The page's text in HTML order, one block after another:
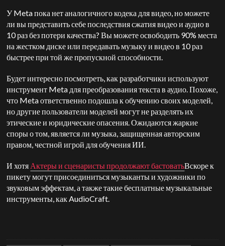
У Meta пока нет аналогичного кодека для видео, но можете
ли вы представить себе последствия сжатия видео и аудио в
10 раз без потери качества? Вы можете освободить 90% места
на жестком диске или передавать музыку и видео в 10 раз
быстрее при той же пропускной способности.
Будет интересно посмотреть, как разработчики используют
инструмент Meta для преобразования текста в аудио. Похоже,
что Meta ответственно подошла к обучению своих моделей,
но другие пользователи моделей могут не разделять их
этические и юридические опасения. Ожидаются жаркие
споры о том, является ли музыка, защищенная авторским
правом, честной игрой для обучения ИИ.
И хотя Актеры и сценаристы продолжают бастоватьВскоре к
пикету могут присоединиться музыканты и художники по
звуковым эффектам, а также такие бесплатные музыкальные
инструменты, как AudioCraft.